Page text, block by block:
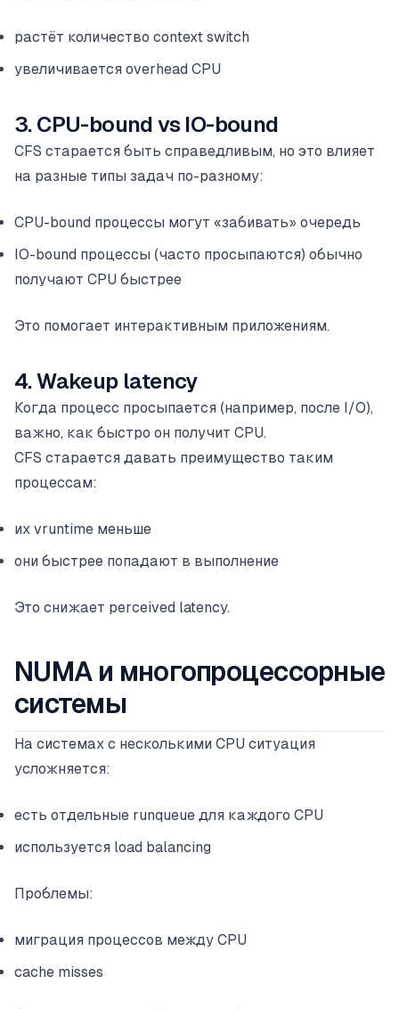
растёт количество context switch
увеличивается overhead CPU
3. CPU-bound vs IO-bound
CFS старается быть справедливым, но это влияет
на разные типы задач по-разному:
CPU-bound процессы могут «забивать» очередь
IO-bound процессы (часто просыпаются) обычно
получают CPU быстрее
Это помогает интерактивным приложениям.
4. Wakeup latency
Когда процесс просыпается (например, после I/O),
важно, как быстро он получит CPU.
CFS старается давать преимущество таким
процессам:
их vruntime меньше
они быстрее попадают в выполнение
Это снижает perceived latency.
NUMA и многопроцессорные
системы
На системах с несколькими CPU ситуация
усложняется:
есть отдельные runqueue для каждого CPU
используется load balancing
Проблемы:
миграция процессов между CPU
cache misses